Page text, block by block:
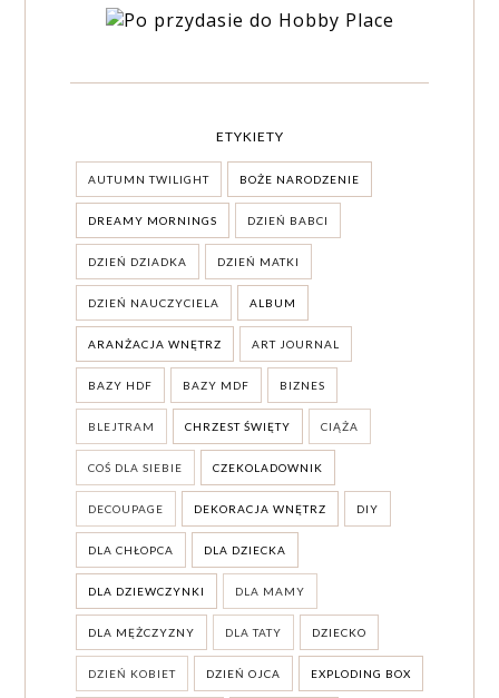
ETYKIETY
AUTUMN TWILIGHT BOŻE NARODZENIE
DREAMY MORNINGS DZIEŃ BABCI
DZIEŃ DZIADKA DZIEŃ MATKI
DZIEŃ NAUCZYCIELA ALBUM
ARANŻACJA WNĘTRZ ART JOURNAL
BAZY HDF BAZY MDF BIZNES
BLEJTRAM CHRZEST ŚWIĘTY CIĄŻA
COŚ DLA SIEBIE CZEKOLADOWNIK
DECOUPAGE DEKORACJA WNĘTRZ DIY
DLA CHŁOPCA DLA DZIECKA
DLA DZIEWCZYNKI DLA MAMY
DLA MĘŻCZYZNY DLA TATY DZIECKO
DZIEŃ KOBIET DZIEŃ OJCA EXPLODING BOX